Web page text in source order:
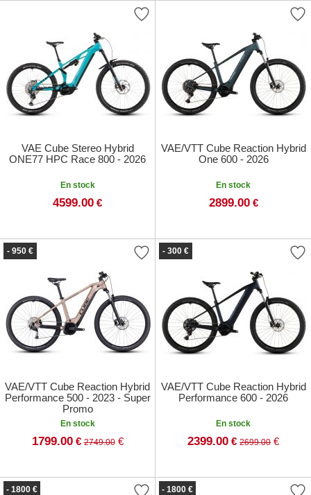
VAE Cube Stereo Hybrid
ONE77 HPC Race 800 - 2026
En stock
4599.00 €
VAE/VTT Cube Reaction Hybrid
One 600 - 2026
En stock
2899.00 €
- 950 €
VAE/VTT Cube Reaction Hybrid
Performance 500 - 2023 - Super
Promo
En stock
1799.00 € 2749.00€
- 300 €
VAE/VTT Cube Reaction Hybrid
Performance 600 - 2026
En stock
2399.00 € 2699.00 €
- 1800 € - 1800 €